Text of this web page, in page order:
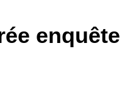
enquête